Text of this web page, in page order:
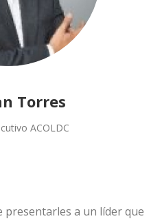
Torres
ACOLDC
presentarles a un líder que